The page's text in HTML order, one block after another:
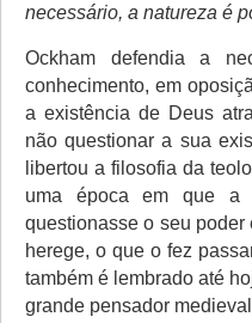
necessário, a natureza é
Ockham defendia a
conhecimento, em
a existência de Deus
não questionar a sua
libertou a filosofia da
uma época em que a
questionasse o seu
herege, o que o fez
também é lembrado até
grande pensador